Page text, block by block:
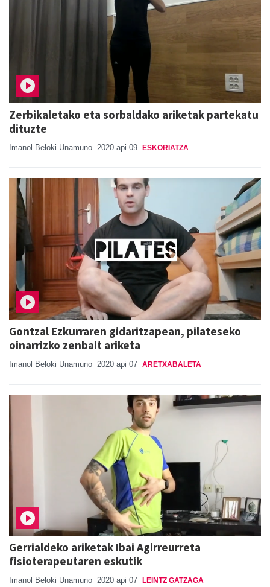
Zerbikaletako eta sorbaldako ariketak partekatu
dituzte
Imanol Beloki Unamuno 2020 api 09 ESKORIATZA
Gontzal Ezkurraren gidaritzapean, pilateseko
oinarrizko zenbait ariketa
Imanol Beloki Unamuno 2020 api 07 ARETXABALETA
Gerrialdeko ariketak Ibai Agirreurreta
fisioterapeutaren eskutik
Imanol Beloki Unamuno 2020 api 07 LEINTZ GATZAGA